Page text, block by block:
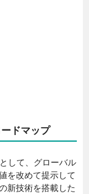
ドマップ
して、グローバル
を改めて提示して
新技術を搭載した